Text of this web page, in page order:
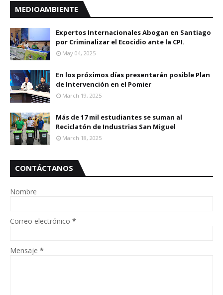
MEDIOAMBIENTE
Expertos Internacionales Abogan en Santiago
por Criminalizar el Ecocidio ante la CPI.
May 04, 2025
En los próximos días presentarán posible Plan
de Intervención en el Pomier
March 19, 2025
Más de 17 mil estudiantes se suman al
Reciclatón de Industrias San Miguel
March 18, 2025
CONTÁCTANOS
Nombre
Correo electrónico *
Mensaje *